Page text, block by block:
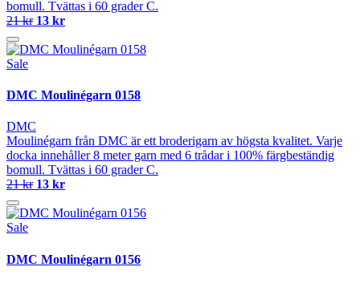
bomull. Tvättas i 60 grader C.
21 kr 13 kr
Sale
DMC Moulinégarn 0158
DMC
Moulinégarn från DMC är ett broderigarn av högsta kvalitet. Varje
docka innehåller 8 meter garn med 6 trådar i 100% färgbeständig
bomull. Tvättas i 60 grader C.
21 kr 13 kr
Sale
DMC Moulinégarn 0156